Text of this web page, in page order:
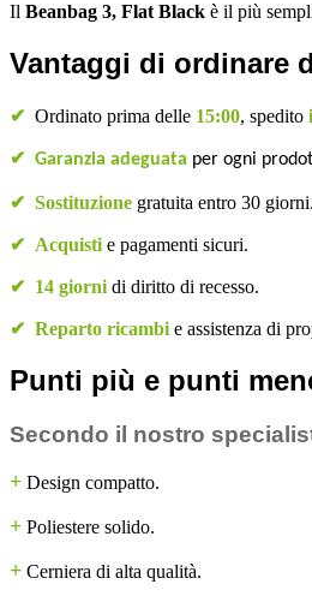
Il Beanbag 3, Flat Black è il più
Vantaggi di ordinare
✔ Ordinato prima delle 15:00, spedito
✔ Garanzia adeguata per ogni
✔ Sostituzione gratuita entro 30 giorni.
✔ Acquisti e pagamenti sicuri.
✔ 14 giorni di diritto di recesso.
✔ Reparto ricambi e assistenza di
Punti più e punti
Secondo il nostro
+ Design compatto.
+ Poliestere solido.
+ Cerniera di alta qualità.